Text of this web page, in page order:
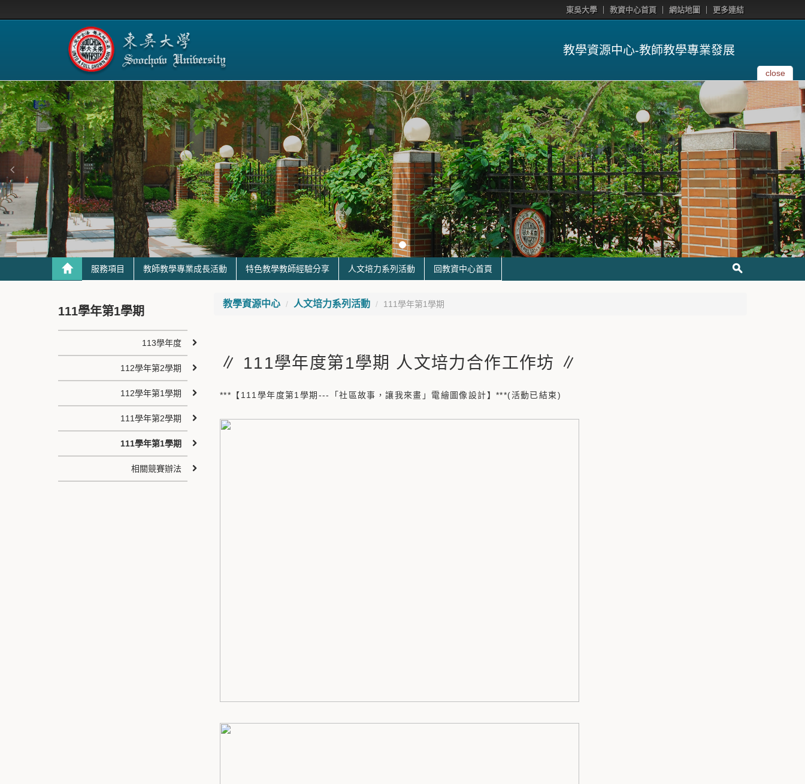
東吳大學 教資中心首頁 網站地圖 更多連結
教學資源中心-教師教學專業發展
close
服務項目 教師教學專業成長活動 特色教學教師經驗分享 人文培力系列活動 回教資中心首頁
教學資源中心 人文培力系列活動 111學年第1學期
∥ 111學年度第1學期 人文培力合作工作坊 ∥
***【111學年度第1學期---「社區故事，讓我來畫」電繪圖像設計】***(活動已結束)
111學年第1學期
113學年度
112學年第2學期
112學年第1學期
111學年第2學期
111學年第1學期
相關競賽辦法